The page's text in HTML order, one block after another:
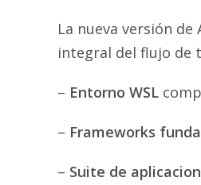
La nueva versión
integral del flujo de
– Entorno WSL
– Frameworks
– Suite de